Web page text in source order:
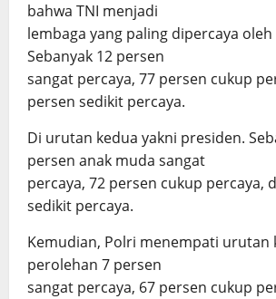
bahwa TNI menjadi
lembaga yang paling dipercaya
Sebanyak 12 persen
sangat percaya, 77 persen cukup
persen sedikit percaya.
Di urutan kedua yakni presiden.
persen anak muda sangat
percaya, 72 persen cukup percaya,
sedikit percaya.
Kemudian, Polri menempati urutan
perolehan 7 persen
sangat percaya, 67 persen cukup